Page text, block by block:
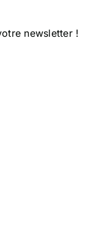
newsletter !